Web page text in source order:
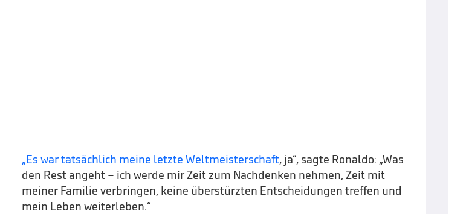
„Es war tatsächlich meine letzte Weltmeisterschaft, ja“, sagte Ronaldo: „Was
den Rest angeht – ich werde mir Zeit zum Nachdenken nehmen, Zeit mit
meiner Familie verbringen, keine überstürzten Entscheidungen treffen und
mein Leben weiterleben.“